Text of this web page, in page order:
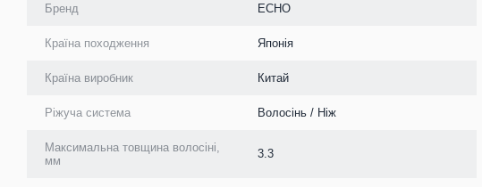
Бренд ECHO
Країна походження Японія
Країна виробник Китай
Ріжуча система Волосінь / Ніж
Максимальна товщина волосіні,
мм
3.3